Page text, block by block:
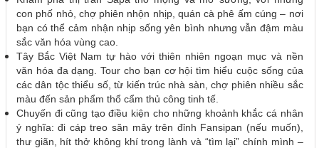
con phố nhỏ, chợ phiên nhộn nhịp, quán cà phê ấm cúng – nơi
bạn có thể cảm nhận nhịp sống yên bình nhưng vẫn đậm màu
sắc văn hóa vùng cao.
Tây Bắc Việt Nam tự hào với thiên nhiên ngoạn mục và nền
văn hóa đa dạng. Tour cho bạn cơ hội tìm hiểu cuộc sống của
các dân tộc thiểu số, từ kiến trúc nhà sàn, chợ phiên nhiều sắc
màu đến sản phẩm thổ cẩm thủ công tinh tế.
Chuyến đi cũng tạo điều kiện cho những khoảnh khắc cá nhân
ý nghĩa: đi cáp treo săn mây trên đỉnh Fansipan (nếu muốn),
thư giãn, hít thở không khí trong lành và “tìm lại” chính mình –